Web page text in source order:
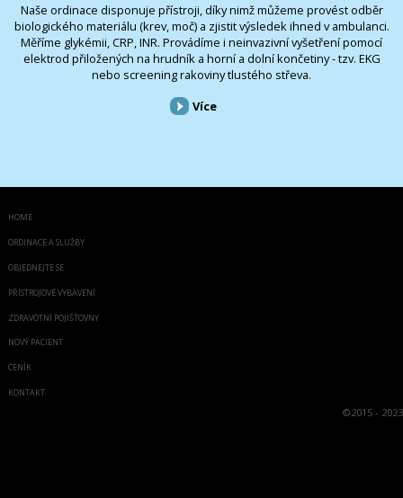
Naše ordinace disponuje přístroji, díky nimž můžeme provést odběr
biologického materiálu (krev, moč) a zjistit výsledek ihned v ambulanci.
Měříme glykémii, CRP, INR. Provádíme i neinvazivní vyšetření pomocí
elektrod přiložených na hrudník a horní a dolní končetiny - tzv. EKG
nebo screening rakoviny tlustého střeva.
Více
HOME
ORDINACE A SLUŽBY
OBJEDNEJTE SE
PŘÍSTROJOVÉ VYBAVENÍ
ZDRAVOTNÍ POJIŠŤOVNY
NOVÝ PACIENT
CENÍK
KONTAKT
©2015 - 2023